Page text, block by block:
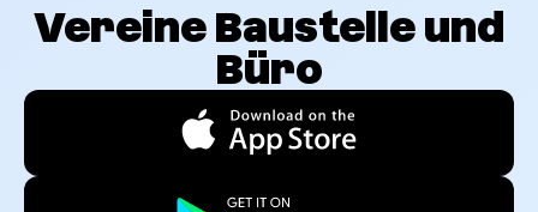
Vereine Baustelle und
Büro